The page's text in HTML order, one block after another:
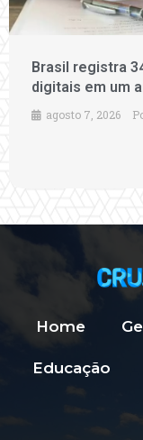
Brasil registra
digitais em um
agosto 7, 2026
Home
Educação